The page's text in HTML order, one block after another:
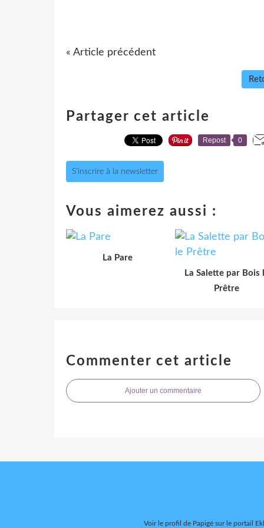
« Article précédent
Partager cet article
Repost 0
S'inscrire à la newsletter
Vous aimerez aussi :
La Pare
La Salette par Bois
Prêtre
Commenter cet article
Ajouter un commentaire
Voir le profil de Papigésur le portail